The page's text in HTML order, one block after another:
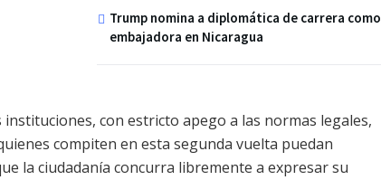
Trump nomina a diplomática de carrera como
embajadora en Nicaragua
con estricto apego a las normas legales,
compiten en esta segunda vuelta puedan
la ciudadanía concurra libremente a expresar su